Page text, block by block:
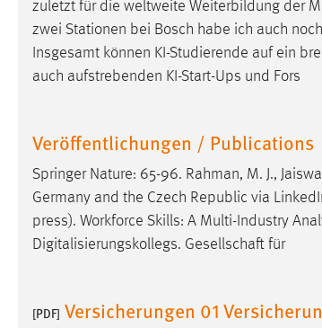
zuletzt für die weltweite Weiterbildung der
zwei Stationen bei Bosch habe ich auch
Insgesamt können KI-Studierende auf ein
auch aufstrebenden KI-Start-Ups und Fors
Veröffentlichungen / Publications
Springer Nature: 65-96. Rahman, M. J.,
Germany and the Czech Republic via
press). Workforce Skills: A Multi-Industry
Digitalisierungskollegs. Gesellschaft für
[PDF] Versicherungen 01
Statistik Cookies erfassen Informationen
Diese Informationen helfen uns zu verstehen,
unsere Besucher unsere Website nutzen.
Name: _pk_ref, _pk_cvar, _pk_id,
Zweck: Zugriffsstatistik
Cookie Laufzeit: Max. 13 Monate
Marketing Cookies werden von Drittanbietern